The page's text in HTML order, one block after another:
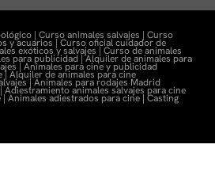
| Curso animales salvajes | Curso
y acuarios | Curso oficial cuidador de
exóticos y salvajes | Curso de animales
para publicidad |Alquiler de animales para
| Animales para cine y publicidad
| Alquiler de animales para cine
| Animales para rodajes Madrid
Adiestramiento animales salvajes para cine
| Animales adiestrados para cine| Casting